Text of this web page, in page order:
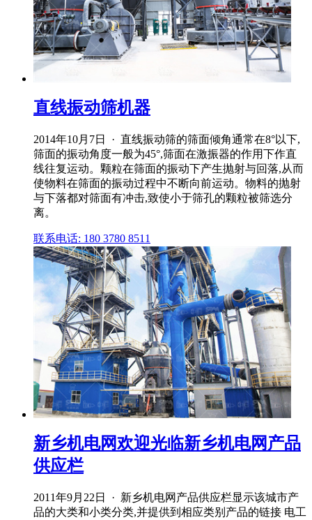
直线振动筛机器
2014年10月7日 · 直线振动筛的筛面倾角通常在8°以下,
筛面的振动角度一般为45°,筛面在激振器的作用下作直
线往复运动。颗粒在筛面的振动下产生抛射与回落,从而
使物料在筛面的振动过程中不断向前运动。物料的抛射
与下落都对筛面有冲击,致使小于筛孔的颗粒被筛选分
离。
联系电话: 180 3780 8511
新乡机电网欢迎光临新乡机电网产品
供应栏
2011年9月22日 · 新乡机电网产品供应栏显示该城市产
品的大类和小类分类,并提供到相应类别产品的链接 电工